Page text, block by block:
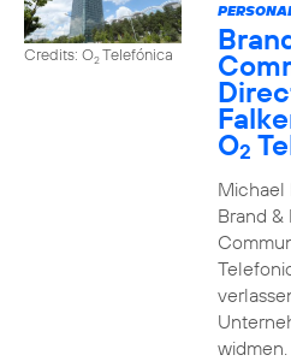
Credits: O2Telefónica
O2
Michael
Brand &